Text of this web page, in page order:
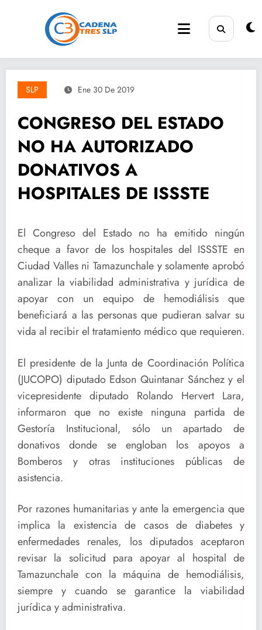
SLP Ene 30 De 2019
CONGRESO DEL ESTADO
NO HA AUTORIZADO
DONATIVOS A
HOSPITALES DE ISSSTE
El Congreso del Estado no ha emitido ningún
cheque a favor de los hospitales del ISSSTE en
Ciudad Valles ni Tamazunchale y solamente aprobó
analizar la viabilidad administrativa y jurídica de
apoyar con un equipo de hemodiálisis que
beneficiará a las personas que pudieran salvar su
vida al recibir el tratamiento médico que requieren.
El presidente de la Junta de Coordinación Política
(JUCOPO) diputado Edson Quintanar Sánchez y el
vicepresidente diputado Rolando Hervert Lara,
informaron que no existe ninguna partida de
Gestoría Institucional, sólo un apartado de
donativos donde se engloban los apoyos a
Bomberos y otras instituciones públicas de
asistencia.
Por razones humanitarias y ante la emergencia que
implica la existencia de casos de diabetes y
enfermedades renales, los diputados aceptaron
revisar la solicitud para apoyar al hospital de
Tamazunchale con la máquina de hemodiálisis,
siempre y cuando se garantice la viabilidad
jurídica y administrativa.